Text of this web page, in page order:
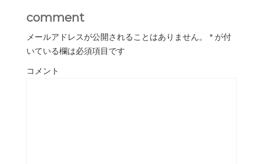
comment
メールアドレスが公開されることはありません。 * が付
いている欄は必須項目です
コメント